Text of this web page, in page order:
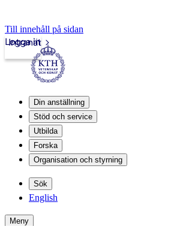
Till innehåll på sidan
Intranät
Logga in
Din anställning
Stöd och service
Utbilda
Forska
Organisation och styrning
Sök
English
Meny